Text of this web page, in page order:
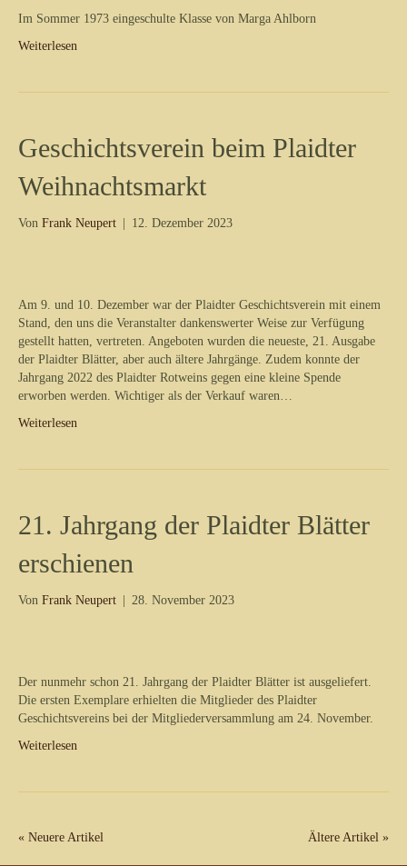
Im Sommer 1973 eingeschulte Klasse von Marga Ahlborn
Weiterlesen
Geschichtsverein beim Plaidter
Weihnachtsmarkt
Von Frank Neupert 12. Dezember 2023
Am 9. und 10. Dezember war der Plaidter Geschichtsverein mit einem
Stand, den uns die Veranstalter dankenswerter Weise zur Verfügung
gestellt hatten, vertreten. Angeboten wurden die neueste, 21. Ausgabe
der Plaidter Blätter, aber auch ältere Jahrgänge. Zudem konnte der
Jahrgang 2022 des Plaidter Rotweins gegen eine kleine Spende
erworben werden. Wichtiger als der Verkauf waren…
Weiterlesen
21. Jahrgang der Plaidter Blätter
erschienen
Von Frank Neupert 28. November 2023
Der nunmehr schon 21. Jahrgang der Plaidter Blätter ist ausgeliefert.
Die ersten Exemplare erhielten die Mitglieder des Plaidter
Geschichtsvereins bei der Mitgliederversammlung am 24. November.
Weiterlesen
« Neuere Artikel Ältere Artikel »